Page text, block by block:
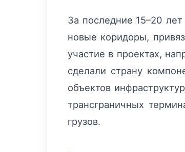
За последние 15–20
новые коридоры,
участие в проектах,
сделали страну
объектов
трансграничных
грузов.